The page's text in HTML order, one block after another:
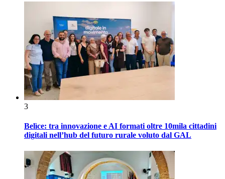
3
Belìce: tra innovazione e AI formati oltre 10mila cittadini
digitali nell’hub del futuro rurale voluto dal GAL